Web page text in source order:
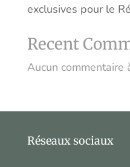
exclusives pour le
Recent
Aucun commentaire
Réseaux sociaux